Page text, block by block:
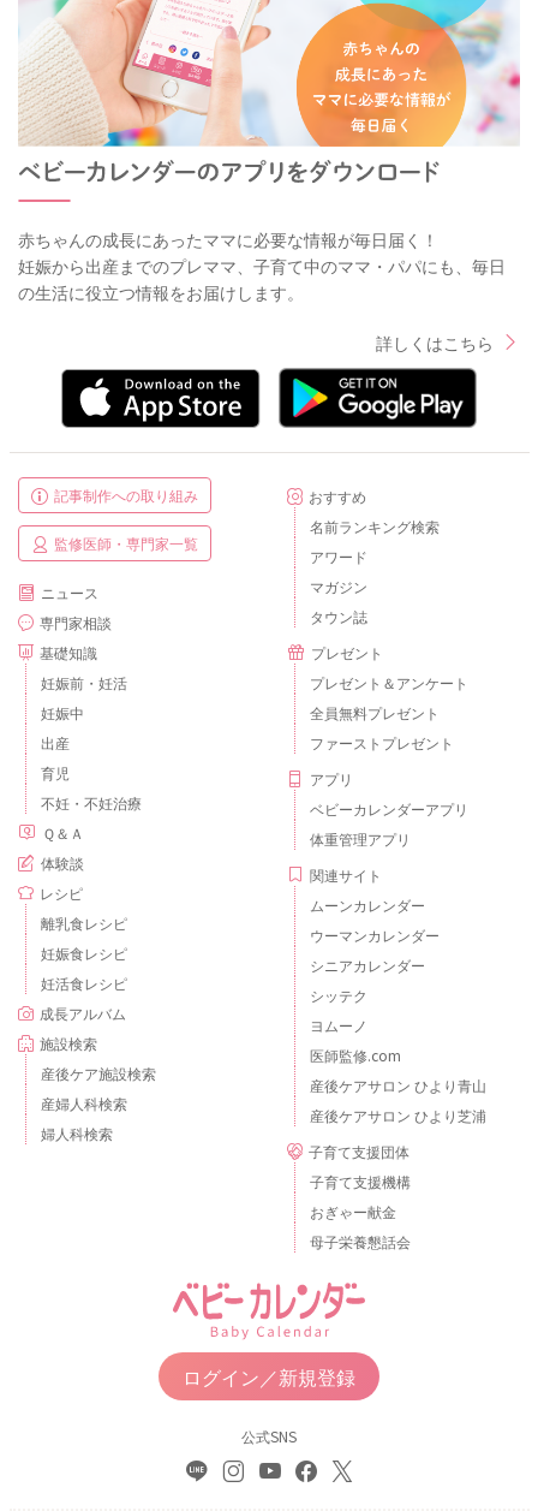
赤ちゃんの成長にあったママに必要な情報が毎日届く！
妊娠から出産までのプレママ、子育て中のママ・パパにも、毎日
の生活に役立つ情報をお届けします。
詳しくはこちら
記事制作への取り組み
監修医師・専門家一覧
ニュース
専門家相談
基礎知識
妊娠前・妊活
妊娠中
出産
育児
不妊・不妊治療
Ｑ＆Ａ
体験談
レシピ
離乳食レシピ
妊娠食レシピ
妊活食レシピ
成長アルバム
施設検索
産後ケア施設検索
産婦人科検索
婦人科検索
おすすめ
名前ランキング検索
アワード
マガジン
タウン誌
プレゼント
プレゼント＆アンケート
全員無料プレゼント
ファーストプレゼント
アプリ
ベビーカレンダーアプリ
体重管理アプリ
関連サイト
ムーンカレンダー
ウーマンカレンダー
シニアカレンダー
シッテク
ヨムーノ
医師監修.com
産後ケアサロン ひより青山
産後ケアサロン ひより芝浦
子育て支援団体
子育て支援機構
おぎゃー献金
母子栄養懇話会
ログイン／新規登録
公式SNS